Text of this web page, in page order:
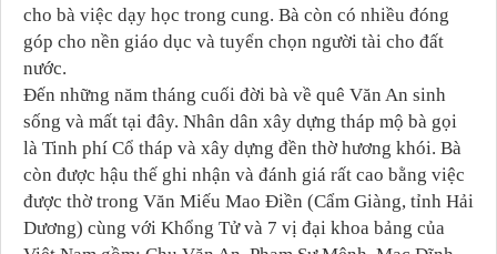
cho bà việc dạy học trong cung. Bà còn có nhiều đóng
góp cho nền giáo dục và tuyển chọn người tài cho đất
nước.
Đến những năm tháng cuối đời bà về quê Văn An sinh
sống và mất tại đây. Nhân dân xây dựng tháp mộ bà gọi
là Tinh phí Cổ tháp và xây dựng đền thờ hương khói. Bà
còn được hậu thế ghi nhận và đánh giá rất cao bằng việc
được thờ trong Văn Miếu Mao Điền (Cẩm Giàng, tỉnh Hải
Dương) cùng với Khổng Tử và 7 vị đại khoa bảng của